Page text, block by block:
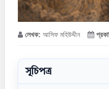
লেখক: আসিফ মহিউদ্দীন
সূচিপত্র